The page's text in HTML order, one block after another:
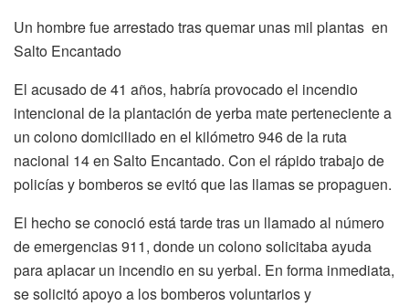
Un hombre fue arrestado tras quemar unas mil plantas en
Salto Encantado
El acusado de 41 años, habría provocado el incendio
intencional de la plantación de yerba mate perteneciente a
un colono domiciliado en el kilómetro 946 de la ruta
nacional 14 en Salto Encantado. Con el rápido trabajo de
policías y bomberos se evitó que las llamas se propaguen.
El hecho se conoció está tarde tras un llamado al número
de emergencias 911, donde un colono solicitaba ayuda
para aplacar un incendio en su yerbal. En forma inmediata,
se solicitó apoyo a los bomberos voluntarios y